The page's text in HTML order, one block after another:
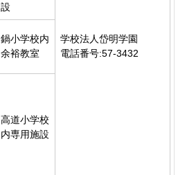
学校法人岱明学園
電話番号:57-3432
設
鍋小学校内
余裕教室
高道小学校
内専用施設